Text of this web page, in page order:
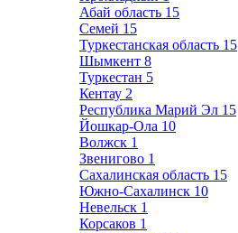
Абай область 15
Семей 15
Туркестанская область 15
Шымкент 8
Туркестан 5
Кентау 2
Республика Марий Эл 15
Йошкар-Ола 10
Волжск 1
Звенигово 1
Сахалинская область 15
Южно-Сахалинск 10
Невельск 1
Корсаков 1